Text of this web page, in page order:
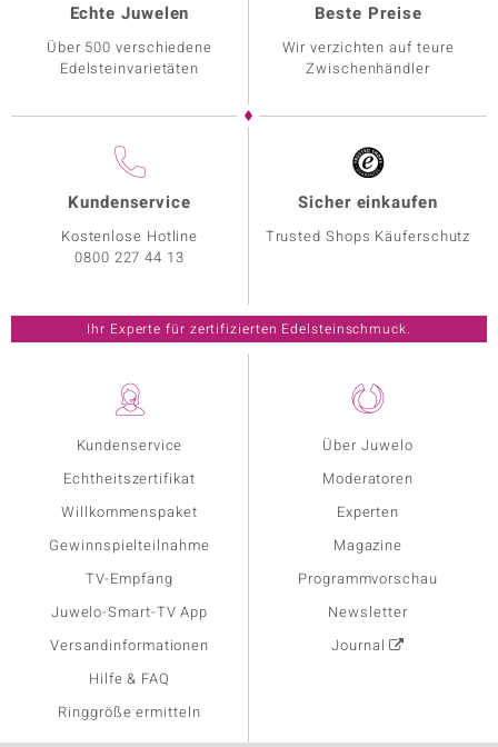
Kundenservice
Echtheitszertifikat
Willkommenspaket
Gewinnspielteilnahme
TV-Empfang
Juwelo-Smart-TV App
Versandinformationen
Hilfe & FAQ
Ringgröße ermitteln
Über Juwelo
Moderatoren
Experten
Magazine
Programmvorschau
Newsletter
Journal
Echte Juwelen
Über 500 verschiedene
Edelsteinvarietäten
Beste Preise
Wir verzichten auf teure
Zwischenhändler
Kundenservice
Kostenlose Hotline
0800 227 44 13
Sicher einkaufen
Trusted Shops Käuferschutz
Ihr Experte für zertifizierten Edelsteinschmuck.